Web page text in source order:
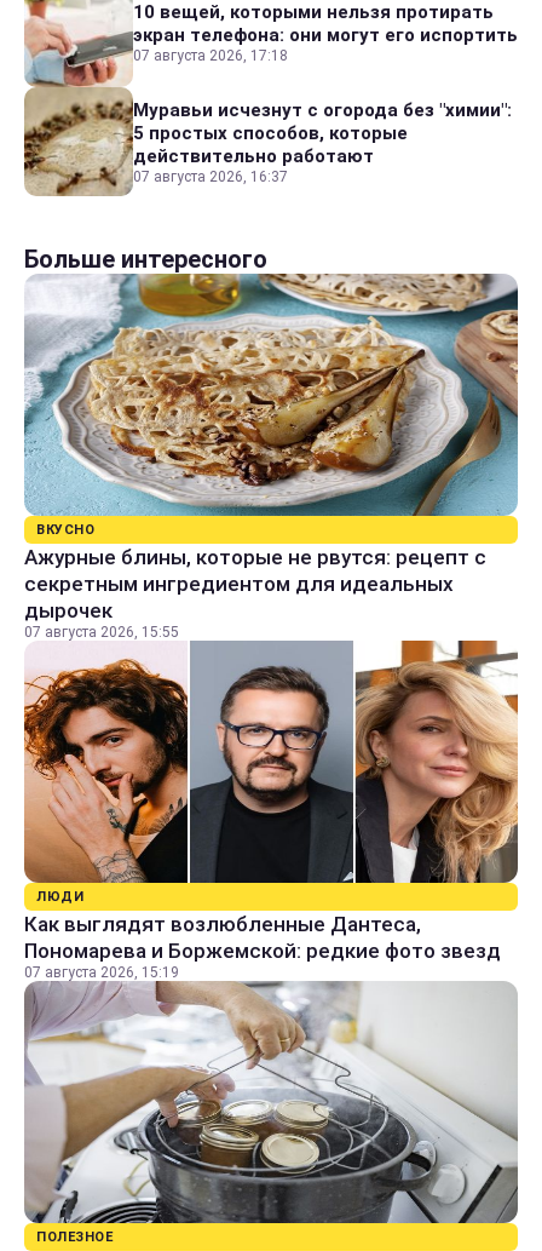
10 вещей, которыми нельзя протирать
экран телефона: они могут его испортить
07 августа 2026, 17:18
Муравьи исчезнут с огорода без "химии":
5 простых способов, которые
действительно работают
07 августа 2026, 16:37
Больше интересного
ВКУСНО
Ажурные блины, которые не рвутся: рецепт с
секретным ингредиентом для идеальных
дырочек
07 августа 2026, 15:55
ЛЮДИ
Как выглядят возлюбленные Дантеса,
Пономарева и Боржемской: редкие фото звезд
07 августа 2026, 15:19
ПОЛЕЗНОЕ